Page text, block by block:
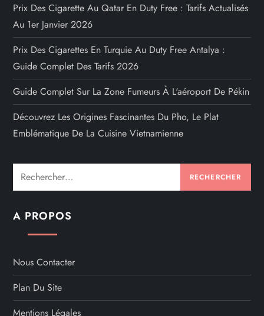
Prix Des Cigarette Au Qatar En Duty Free : Tarifs Actualisés
Au 1er Janvier 2026
Prix Des Cigarettes En Turquie Au Duty Free Antalya :
Guide Complet Des Tarifs 2026
Guide Complet Sur La Zone Fumeurs À L'aéroport De Pékin
Découvrez Les Origines Fascinantes Du Pho, Le Plat
Emblématique De La Cuisine Vietnamienne
Rechercher :
A PROPOS
Nous Contacter
Plan Du Site
Mentions Légales